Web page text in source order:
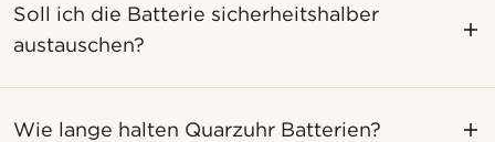
Soll ich die Batterie sicherheitshalber
austauschen?
Wie lange halten Quarzuhr Batterien?